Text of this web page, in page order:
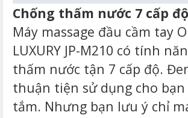
Chống thấm nước 7 cấp độ
Máy massage đầu cầm tay
LUXURY JP-M210 có tính
thấm nước tận 7 cấp độ.
thuận tiện sử dụng cho
tắm. Nhưng bạn lưu ý chỉ